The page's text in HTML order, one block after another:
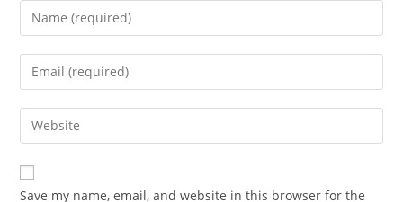
Enter
your
name
comment
Enter
your
email
address
comment
Enter
your
website
URL
Save my name, email, and website in this browser for the